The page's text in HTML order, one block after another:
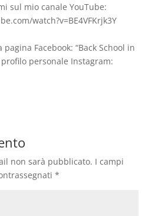
sul mio canale YouTube:
watch?v=BE4VFKrjk3Y
Facebook: “Back School in
personale Instagram:
non sarà pubblicato. I campi
*